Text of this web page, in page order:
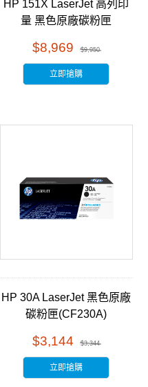
HP 151X LaserJet 高列印
量 黑色原廠碳粉匣
$8,969 $9,950
立即搶購
HP 30A LaserJet 黑色原廠
碳粉匣(CF230A)
$3,144 $3,344
立即搶購